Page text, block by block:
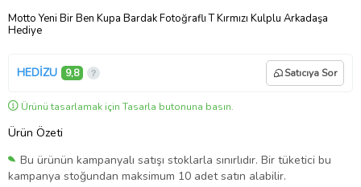
Motto Yeni Bir Ben Kupa Bardak Fotoğraflı T Kırmızı Kulplu Arkadaşa
Hediye
HEDİZU 9,8 Satıcıya Sor
Ürünü tasarlamak için Tasarla butonuna basın.
Ürün Özeti
Bu ürünün kampanyalı satışı stoklarla sınırlıdır. Bir tüketici bu
kampanya stoğundan maksimum 10 adet satın alabilir.